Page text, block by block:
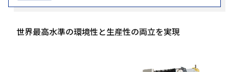
世界最高水準の環境性と生産性の両立を実現